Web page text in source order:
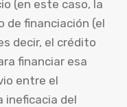
(en este caso, la
financiación (el
decir, el crédito
financiar esa
entre el
ineficacia del